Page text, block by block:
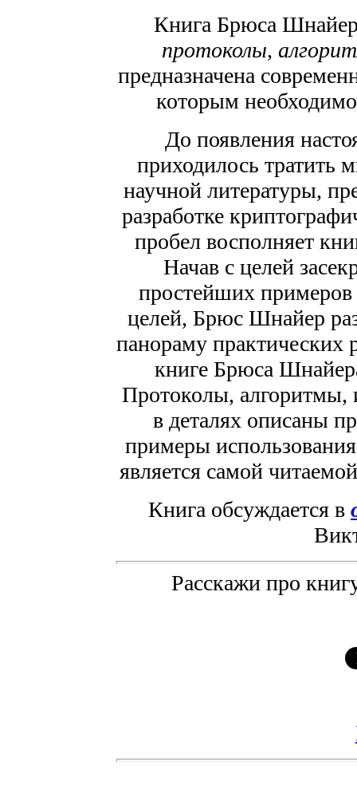
Книга Брюса
протоколы,
предназначена
которым
До появления
приходилось тратить
научной литературы,
разработке
пробел восполняет
Начав с целей
простейших
целей, Брюс Шнайер
панораму практических
книге Брюса
Протоколы, алгоритмы,
в деталях описаны
примеры
является самой
Книга обсуждается в
Расскажи про